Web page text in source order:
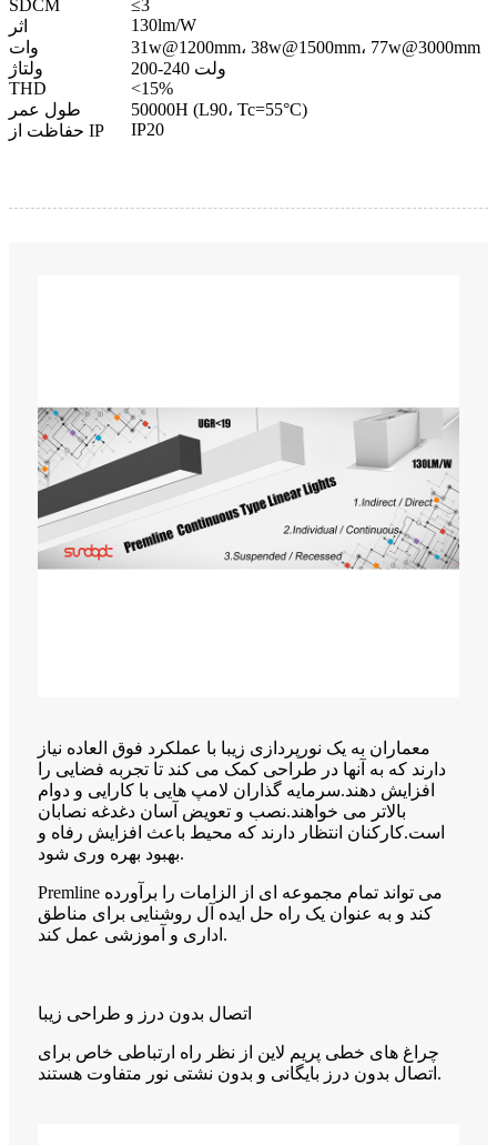
SDCM
≤3
اثر
130lm/W
وات
31w@1200mm، 38w@1500mm، 77w@3000mm
ولتاژ
200-240 ولت
THD
<15%
طول عمر
50000H (L90، Tc=55°C)
حفاظت از IP
IP20
معماران به یک نورپردازی زیبا با عملکرد فوق العاده نیاز
دارند که به آنها در طراحی کمک می کند تا تجربه فضایی را
افزایش دهند.سرمایه گذاران لامپ هایی با کارایی و دوام
بالاتر می خواهند.نصب و تعویض آسان دغدغه نصابان
است.کارکنان انتظار دارند که محیط باعث افزایش رفاه و
بهبود بهره وری شود.
Premline می تواند تمام مجموعه ای از الزامات را برآورده
کند و به عنوان یک راه حل ایده آل روشنایی برای مناطق
اداری و آموزشی عمل کند.
اتصال بدون درز و طراحی زیبا
چراغ های خطی پریم لاین از نظر راه ارتباطی خاص برای
اتصال بدون درز بایگانی و بدون نشتی نور متفاوت هستند.